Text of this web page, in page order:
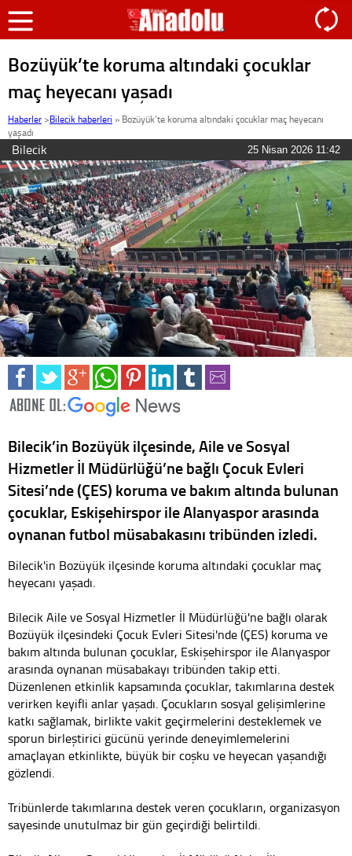
Bozüyük’te koruma altındaki çocuklar
maç heyecanı yaşadı
Haberler >Bilecik haberleri » Bozüyük’te koruma altındaki çocuklar maç heyecanı
yaşadı
Bilecik 25 Nisan 2026 11:42
Bilecik’in Bozüyük ilçesinde, Aile ve Sosyal
Hizmetler İl Müdürlüğü’ne bağlı Çocuk Evleri
Sitesi’nde (ÇES) koruma ve bakım altında bulunan
çocuklar, Eskişehirspor ile Alanyaspor arasında
oynanan futbol müsabakasını tribünden izledi.
Bilecik'in Bozüyük ilçesinde koruma altındaki çocuklar maç
heyecanı yaşadı.
Bilecik Aile ve Sosyal Hizmetler İl Müdürlüğü'ne bağlı olarak
Bozüyük ilçesindeki Çocuk Evleri Sitesi'nde (ÇES) koruma ve
bakım altında bulunan çocuklar, Eskişehirspor ile Alanyaspor
arasında oynanan müsabakayı tribünden takip etti.
Düzenlenen etkinlik kapsamında çocuklar, takımlarına destek
verirken keyifli anlar yaşadı. Çocukların sosyal gelişimlerine
katkı sağlamak, birlikte vakit geçirmelerini desteklemek ve
sporun birleştirici gücünü yerinde deneyimlemelerini
amaçlayan etkinlikte, büyük bir coşku ve heyecan yaşandığı
gözlendi.
Tribünlerde takımlarına destek veren çocukların, organizasyon
sayesinde unutulmaz bir gün geçirdiği belirtildi.